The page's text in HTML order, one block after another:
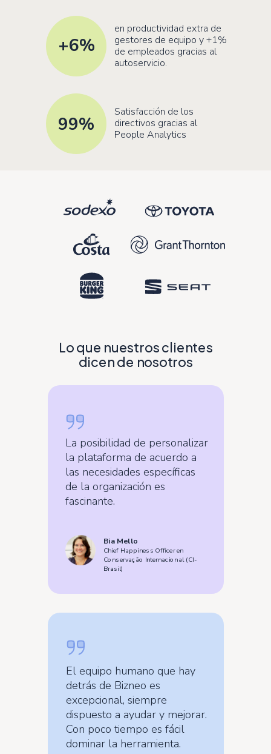
La posibilidad de personalizar
la plataforma de acuerdo a
las necesidades específicas
de la organización es
fascinante.
Bia Mello
Chief Happiness Officer en
Conservação Internacional (CI-
Brasil)
Lo que nuestros clientes
dicen de nosotros
El equipo humano que hay
detrás de Bizneo es
excepcional, siempre
dispuesto a ayudar y mejorar.
Con poco tiempo es fácil
dominar la herramienta.
+6%
en productividad extra de
gestores de equipo y +1%
de empleados gracias al
autoservicio.
99%
Satisfacción de los
directivos gracias al
People Analytics